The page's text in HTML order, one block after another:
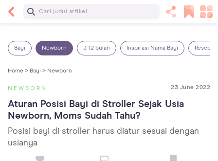
Baca Selanjutnya
Bayi Newborn 3-12 bulan Inspirasi Nama Bayi Resep
Home > Bayi > Newborn
NEWBORN 23 June 2022
Aturan Posisi Bayi di Stroller Sejak Usia
Newborn, Moms Sudah Tahu?
Posisi bayi di stroller harus diatur sesuai dengan
usianya